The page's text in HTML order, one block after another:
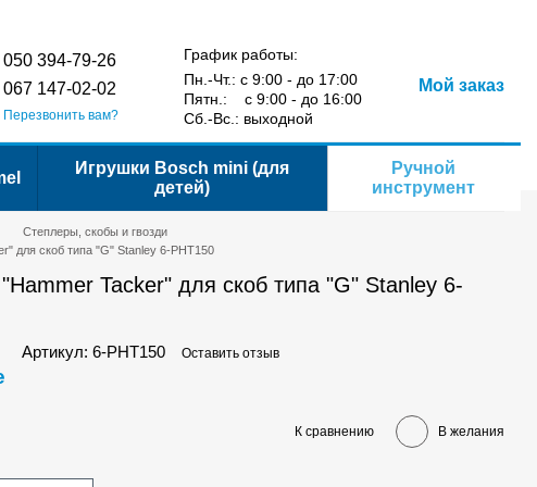
050 394-79-26
067 147-02-02
Перезвонить вам?
График работы:
Пн.-Чт.: с 9:00 - до 17:00
Пятн.: с 9:00 - до 16:00
Сб.-Вс.: выходной
Мой заказ
Игрушки Bosch mini (для
детей)
Ручной
инструмент
Степлеры, скобы и гвозди
для скоб типа "G" Stanley 6-PHT150
Tacker" для скоб типа "G" Stanley 6-
Артикул: 6-PHT150 Оставить отзыв
К сравнению В желания